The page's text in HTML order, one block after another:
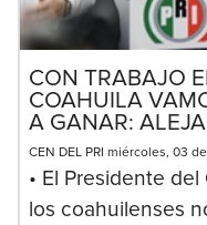
CON TRABAJO
COAHUILA
A GANAR:
CEN DEL PRI miércoles, 03
• El Presidente
los coahuilenses